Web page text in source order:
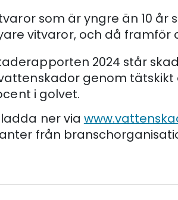
som är yngre än 10 år
vitvaror, och då framför
2024 står
genom
i golvet.
ner via
från